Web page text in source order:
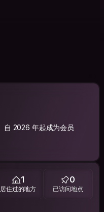
自 2026 年起成为会员
1
居住过的地方
0
已访问地点